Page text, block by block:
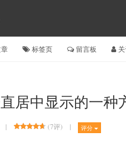
标签页 留言板
居中显示的一种
| (7评) | 评分